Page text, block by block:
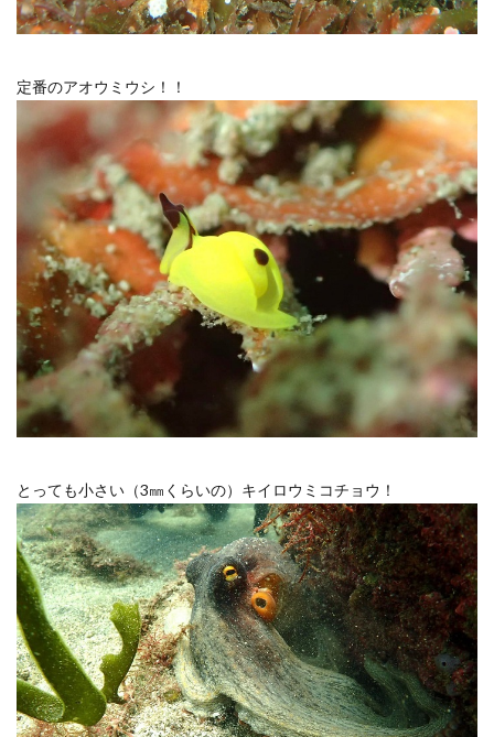
定番のアオウミウシ！！
とっても小さい（3㎜くらいの）キイロウミコチョウ！